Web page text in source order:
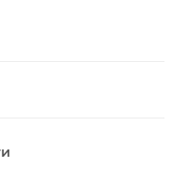
ускорить очищение